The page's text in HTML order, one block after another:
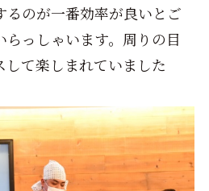
るのが一番効率が良いとご
っしゃいます。周りの目
て楽しまれていました